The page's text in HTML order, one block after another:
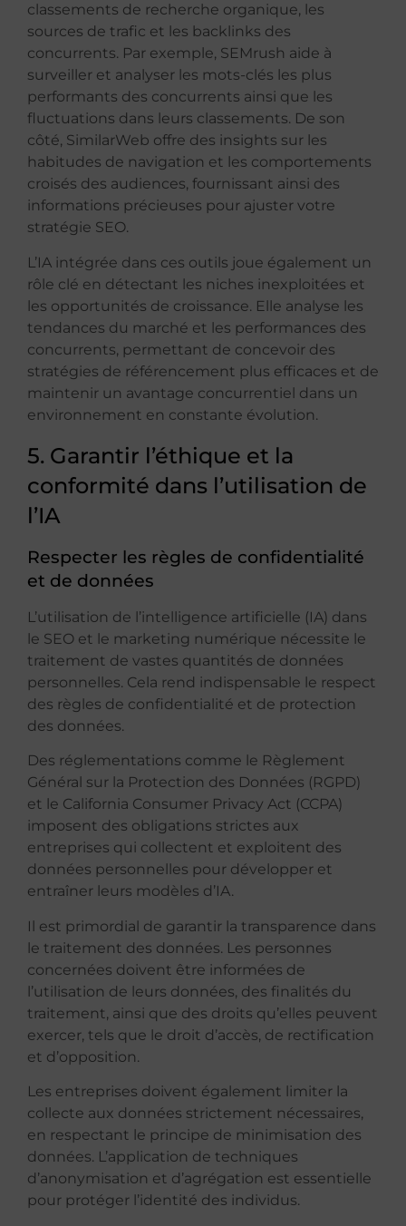
classements de recherche organique, les
sources de trafic et les backlinks des
concurrents. Par exemple, SEMrush aide à
surveiller et analyser les mots-clés les plus
performants des concurrents ainsi que les
fluctuations dans leurs classements. De son
côté, SimilarWeb offre des insights sur les
habitudes de navigation et les comportements
croisés des audiences, fournissant ainsi des
informations précieuses pour ajuster votre
stratégie SEO.
L’IA intégrée dans ces outils joue également un
rôle clé en détectant les niches inexploitées et
les opportunités de croissance. Elle analyse les
tendances du marché et les performances des
concurrents, permettant de concevoir des
stratégies de référencement plus efficaces et de
maintenir un avantage concurrentiel dans un
environnement en constante évolution.
5. Garantir l’éthique et la
conformité dans l’utilisation de
l’IA
Respecter les règles de confidentialité
et de données
L’utilisation de l’intelligence artificielle (IA) dans
le SEO et le marketing numérique nécessite le
traitement de vastes quantités de données
personnelles. Cela rend indispensable le respect
des règles de confidentialité et de protection
des données.
Des réglementations comme le Règlement
Général sur la Protection des Données (RGPD)
et le California Consumer Privacy Act (CCPA)
imposent des obligations strictes aux
entreprises qui collectent et exploitent des
données personnelles pour développer et
entraîner leurs modèles d’IA.
Il est primordial de garantir la transparence dans
le traitement des données. Les personnes
concernées doivent être informées de
l’utilisation de leurs données, des finalités du
traitement, ainsi que des droits qu’elles peuvent
exercer, tels que le droit d’accès, de rectification
et d’opposition.
Les entreprises doivent également limiter la
collecte aux données strictement nécessaires,
en respectant le principe de minimisation des
données. L’application de techniques
d’anonymisation et d’agrégation est essentielle
pour protéger l’identité des individus.